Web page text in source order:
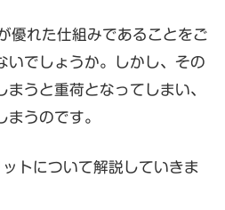
優れた仕組みであることをご
いでしょうか。しかし、その
うと重荷となってしまい、
うのです。
トについて解説していきま